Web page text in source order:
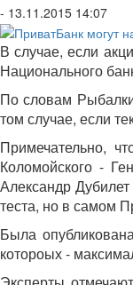
- 13.11.2015 14:07
В случае, если
Национального
По словам
том случае, если
Примечательно,
Коломойского -
Александр
теста, но в самом
Была
котороых -